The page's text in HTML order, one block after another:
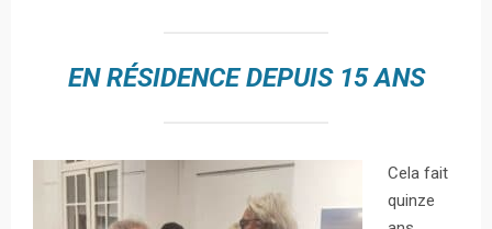
EN RÉSIDENCE DEPUIS 15 ANS
Cela fait
quinze